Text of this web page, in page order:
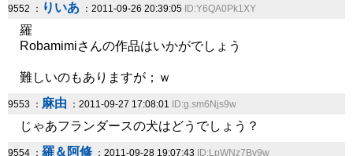
9552 ： りいあ ：2011-09-26 20:39:05 ID:Y6QA0Pk1XY
羅
Robamimiさんの作品はいかがでしょう
難しいのもありますが；ｗ
9553 ： 麻由 ：2011-09-27 17:08:01 ID:g.sm6Njs9w
じゃあフランダースの犬はどうでしょう？
9554 ： 羅＆阿修 ：2011-09-28 19:07:43 ID:LpWNz7Bv9w